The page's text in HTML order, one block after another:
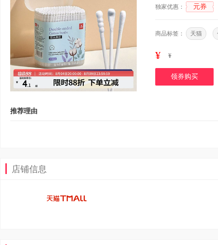
独家优惠： 元券
商品标签： 天猫
¥ ¥
领券购买
推荐理由
店铺信息